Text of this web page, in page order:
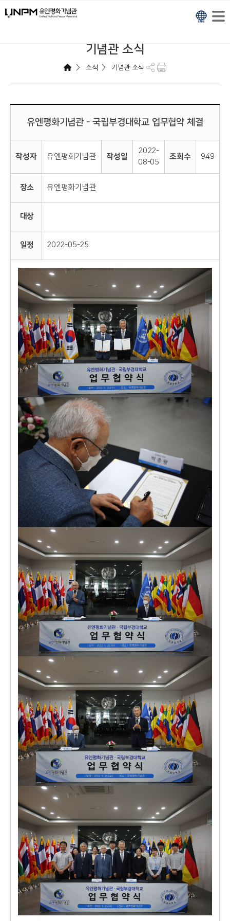
기념관 소식
> 소식 > 기념관 소식
유엔평화기념관 - 국립부경대학교 업무협약 체결
작성자 유엔평화기념관 작성일
2022-
08-05
조회수 949
장소 유엔평화기념관
대상
일정 2022-05-25